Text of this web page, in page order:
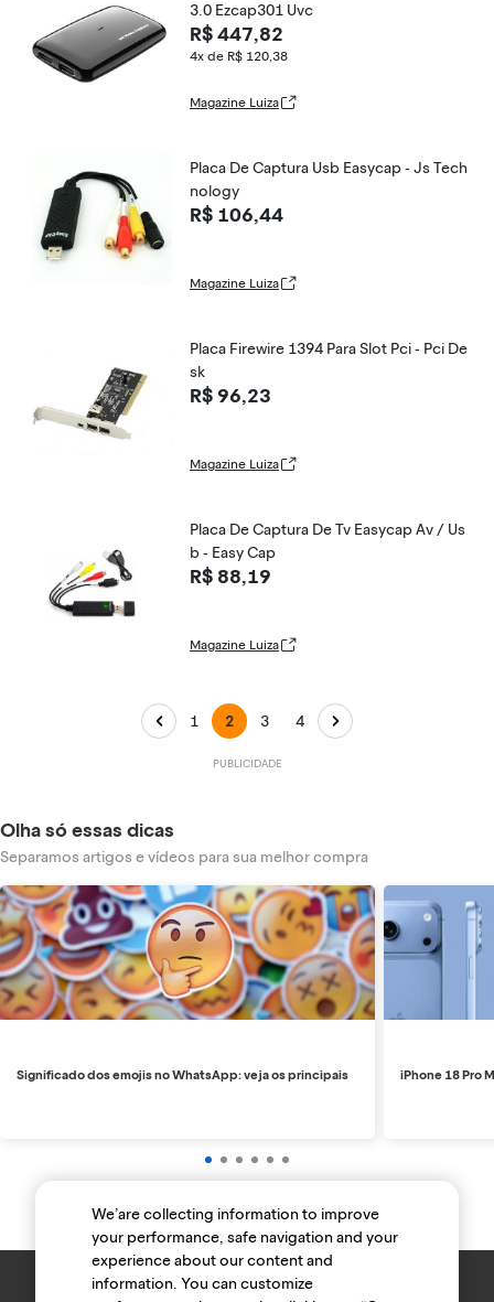
3.0 Ezcap301 Uvc
R$ 447,82
4x de R$ 120,38
Magazine Luiza
Placa De Captura Usb Easycap - Js Tech
nology
R$ 106,44
Magazine Luiza
Placa Firewire 1394 Para Slot Pci - Pci De
sk
R$ 96,23
Magazine Luiza
Placa De Captura De Tv Easycap Av / Us
b - Easy Cap
R$ 88,19
Magazine Luiza
1 2 3 4
Olha só essas dicas
Separamos artigos e vídeos para sua melhor compra
Significado dos emojis no WhatsApp: veja os principais iPhone 18 Pro
We’are collecting information to improve
your performance, safe navigation and your
experience about our content and
information. You can customize